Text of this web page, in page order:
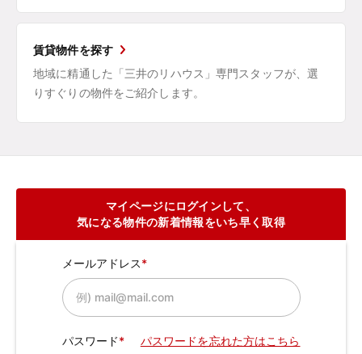
賃貸物件を探す
地域に精通した「三井のリハウス」専門スタッフが、選
りすぐりの物件をご紹介します。
マイページにログインして、
気になる物件の新着情報をいち早く取得
メールアドレス
パスワード パスワードを忘れた方はこちら